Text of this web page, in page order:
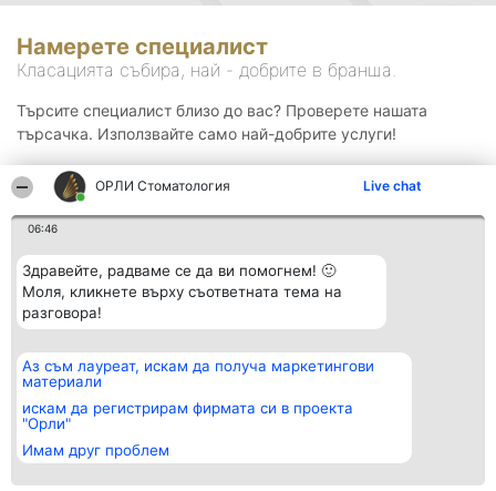
ОРЛИ Стоматология Live chat
06:46
Здравейте, радваме се да ви помогнем! 🙂
Моля, кликнете върху съответната тема на
разговора!
Аз съм лауреат, искам да получа маркетингови
материали
искам да регистрирам фирмата си в проекта
"Орли"
Имам друг проблем
Намерете специалист
Класацията събира, най - добрите в бранша.
Търсите специалист близо до вас? Проверете нашата
търсачка. Използвайте само най-добрите услуги!
Организатор на
класиране
BulevardulAleea Timișul De
Sus Nr. 2, Bl. A30, Sc. A, Et.
4, Ap. 13
București 53-238
Класация
всички
Статут/Устав
Контакти